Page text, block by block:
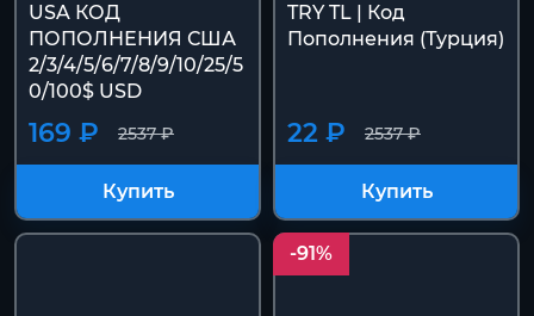
USA КОД
ПОПОЛНЕНИЯ США
2/3/4/5/6/7/8/9/10/25/5
0/100$ USD
2537 ₽
169 ₽
Купить
TRY TL | Код
Пополнения (Турция)
2537 ₽
22 ₽
Купить
-91%